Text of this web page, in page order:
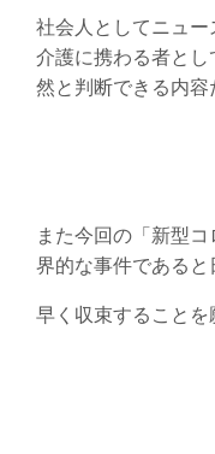
社会人としてニュー
介護に携わる者と
然と判断できる内容
また今回の「新型
界的な事件であると
早く収束することを